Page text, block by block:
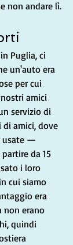
non andare lì.
Puglia, ci
un'auto era
per cui
amici
servizio di
amici, dove
usate —
da 15
i loro
cui siamo
era
non erano
quindi